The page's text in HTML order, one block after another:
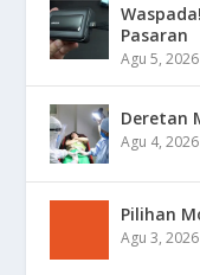
Pasaran
Agu 5, 2026
Deretan
Agu 4, 2026
Pilihan
Agu 3, 2026